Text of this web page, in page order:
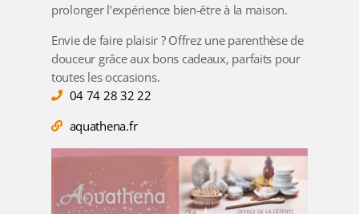
prolonger l’expérience bien-être à la maison.
Envie de faire plaisir ? Offrez une parenthèse de
douceur grâce aux bons cadeaux, parfaits pour
toutes les occasions.
04 74 28 32 22
aquathena.fr